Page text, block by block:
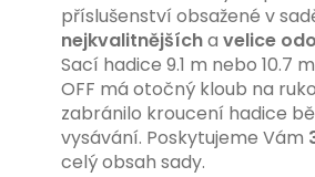
příslušenství obsažené v
nejkvalitnějšícha velice
Sací hadice 9.1 m nebo 10.7
OFF má otočný kloub na
zabránilo kroucení hadice
vysávání. Poskytujeme Vám
celý obsah sady.